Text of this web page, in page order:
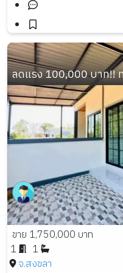
ลดแรง 100,000 บาท!!
ขาย 1,750,000 บาท
1
1
จ.สงขลา